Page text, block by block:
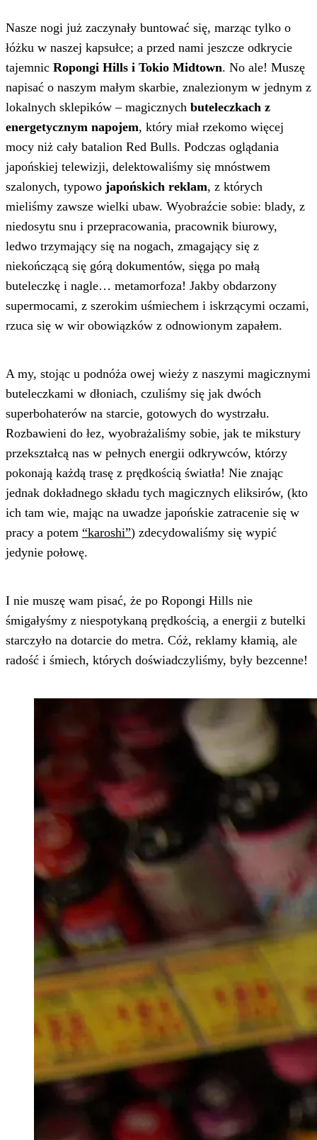
Nasze nogi już zaczynały buntować się, marząc tylko o
łóżku w naszej kapsułce; a przed nami jeszcze odkrycie
tajemnic Ropongi Hills i Tokio Midtown. No ale! Muszę
napisać o naszym małym skarbie, znalezionym w jednym z
lokalnych sklepików – magicznych buteleczkach z
energetycznym napojem, który miał rzekomo więcej
mocy niż cały batalion Red Bulls. Podczas oglądania
japońskiej telewizji, delektowaliśmy się mnóstwem
szalonych, typowo japońskich reklam, z których
mieliśmy zawsze wielki ubaw. Wyobraźcie sobie: blady, z
niedosytu snu i przepracowania, pracownik biurowy,
ledwo trzymający się na nogach, zmagający się z
niekończącą się górą dokumentów, sięga po małą
buteleczkę i nagle… metamorfoza! Jakby obdarzony
supermocami, z szerokim uśmiechem i iskrzącymi oczami,
rzuca się w wir obowiązków z odnowionym zapałem.
A my, stojąc u podnóża owej wieży z naszymi magicznymi
buteleczkami w dłoniach, czuliśmy się jak dwóch
superbohaterów na starcie, gotowych do wystrzału.
Rozbawieni do łez, wyobrażaliśmy sobie, jak te mikstury
przekształcą nas w pełnych energii odkrywców, którzy
pokonają każdą trasę z prędkością światła! Nie znając
jednak dokładnego składu tych magicznych eliksirów, (kto
ich tam wie, mając na uwadze japońskie zatracenie się w
pracy a potem “karoshi”) zdecydowaliśmy się wypić
jedynie połowę.
I nie muszę wam pisać, że po Ropongi Hills nie
śmigałyśmy z niespotykaną prędkością, a energii z butelki
starczyło na dotarcie do metra. Cóż, reklamy kłamią, ale
radość i śmiech, których doświadczyliśmy, były bezcenne!